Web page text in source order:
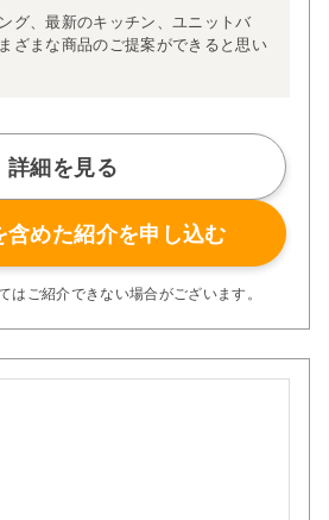
グ、最新のキッチン、ユニットバ
ざまな商品のご提案ができると思い
え、お打ち合わせから引き渡しま
ォームをご提供致します。
お客様からご相談料はいただいてお
お問い合わせ下さい。
詳細を見る
含めた紹介を申し込む
はご紹介できない場合がございます。